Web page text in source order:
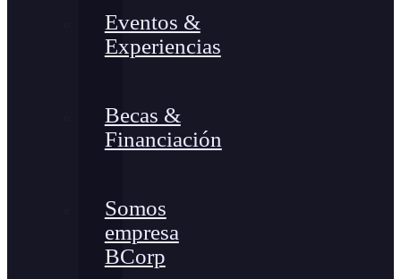
Eventos &
Experiencias
Becas &
Financiación
Somos
empresa
BCorp